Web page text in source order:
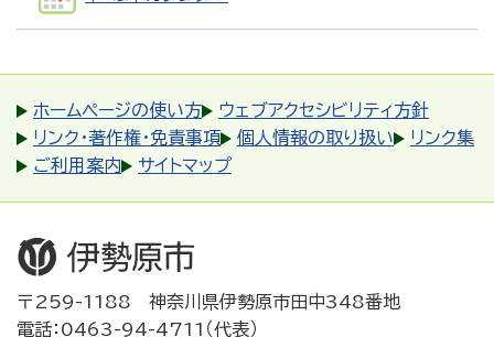
ホームページの使い方
ウェブアクセシビリティ方針
リンク・著作権・免責事項
個人情報の取り扱い
リンク集
ご利用案内
サイトマップ
〒259-1188 神奈川県伊勢原市田中348番地
電話：0463-94-4711（代表）